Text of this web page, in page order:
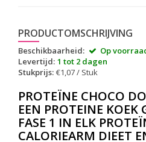
PRODUCTOMSCHRIJVING
Beschikbaarheid:
Op
Levertijd: 1 tot 2 dagen
Stukprijs: €1,07 / Stuk
PROTEÏNE CHOCO
EEN PROTEINE KOEK
FASE 1 IN ELK
CALORIEARM DIEET